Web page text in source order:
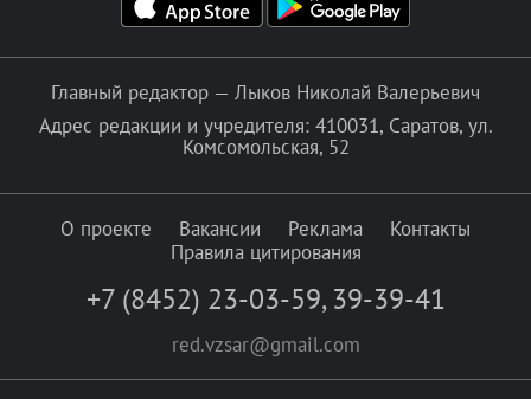
Главный редактор — Лыков Николай Валерьевич
Адрес редакции и учредителя: 410031, Саратов, ул.
Комсомольская, 52
О проекте Вакансии Реклама
Контакты
Правила цитирования
+7 (8452) 23-03-59, 39-39-41
red.vzsar@gmail.com